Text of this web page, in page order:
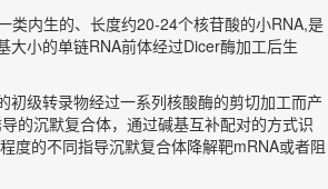
类内生的、长度约20-24个核苷酸的小RNA,是
大小的单链RNA前体经过Dicer酶加工后生
初级转录物经过一系列核酸酶的剪切加工而产
的沉默复合体，通过碱基互补配对的方式识
度的不同指导沉默复合体降解靶mRNA或者阻